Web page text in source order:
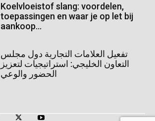
Koelvloeistof slang: voordelen,
toepassingen en waar je op let bij
aankoop...
تفعيل العلامات التجارية دول مجلس
التعاون الخليجي: استراتيجيات لتعزيز
الحضور والوعي